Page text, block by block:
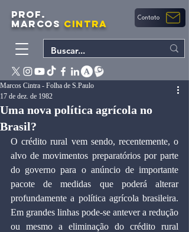
PROF.
MARCOS CINTRA Contato
Uma nova política agrícola no
Brasil?
Marcos Cintra - Folha de S.Paulo
17 de dez. de 1982
O crédito rural vem sendo, recentemente, o
alvo de movimentos preparatórios por parte
do governo para o anúncio de importante
pacote de medidas que poderá alterar
profundamente a política agrícola brasileira.
Em grandes linhas pode-se antever a redução
ou mesmo a eliminação do crédito rural